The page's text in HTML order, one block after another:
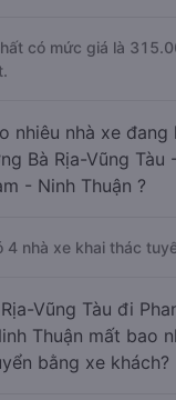
có mức giá là
nhiêu nhà xe đang
Bà Rịa-Vũng Tàu
- Ninh Thuận ?
4 nhà xe khai thác
Vũng Tàu đi
Thuận mất bao
bằng xe khách?